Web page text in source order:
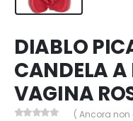
DIABLO
CANDELA A
VAGINA
( Ancora